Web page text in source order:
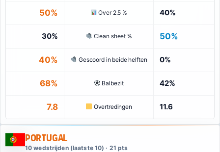
50% Over 2.5 % 40%
30% Clean sheet % 50%
40% Gescoord in beide helften 0%
68% Balbezit 42%
7.8 Overtredingen 11.6
Portugal
10 wedstrijden (laatste 10) · 21 pts